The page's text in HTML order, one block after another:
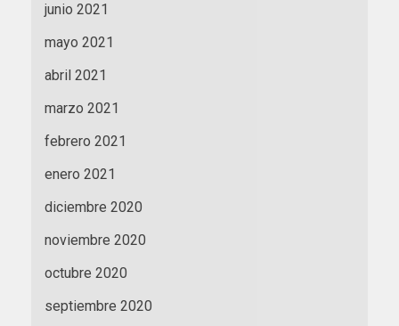
junio 2021
mayo 2021
abril 2021
marzo 2021
febrero 2021
enero 2021
diciembre 2020
noviembre 2020
octubre 2020
septiembre 2020